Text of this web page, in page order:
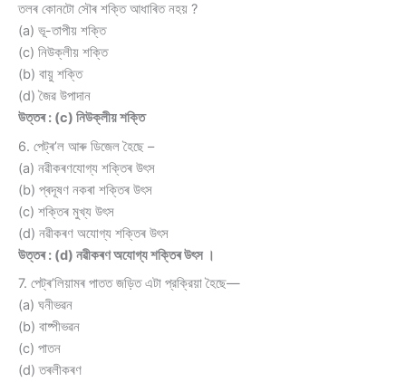
তলৰ কোনটো সৌৰ শক্তি আধাৰিত নহয় ?
(a) ভূ-তাপীয় শক্তি
(c) নিউক্লীয় শক্তি
(b) বায়ু শক্তি
(d) জৈৱ উপাদান
উত্তৰ : (c) নিউক্লীয় শক্তি
6. পেট্ৰ’ল আৰু ডিজেল হৈছে –
(a) নৱীকৰণযোগ্য শক্তিৰ উৎস
(b) প্ৰদূষণ নকৰা শক্তিৰ উৎস
(c) শক্তিৰ মুখ্য উৎস
(d) নৱীকৰণ অযোগ্য শক্তিৰ উৎস
উত্তৰ : (d) নৱীকৰণ অযোগ্য শক্তিৰ উৎস ।
7. পেট্ৰ’লিয়ামৰ পাতত জড়িত এটা প্রক্রিয়া হৈছে—
(a) ঘনীভৱন
(b) বাষ্পীভৱন
(c) পাতন
(d) তৰলীকৰণ